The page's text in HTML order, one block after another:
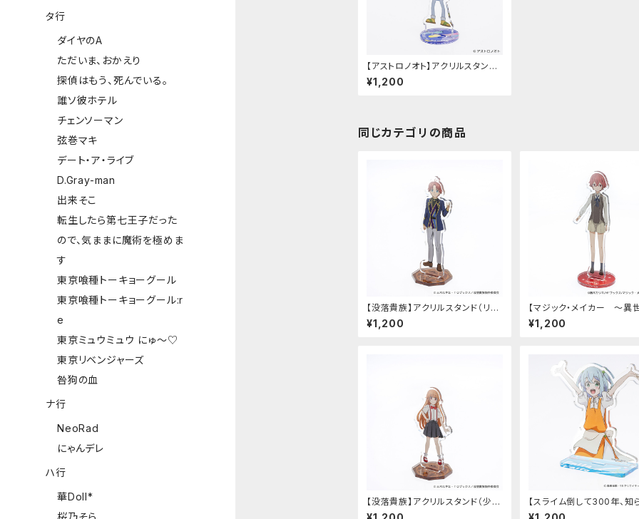
【アストロノオト】アクリルスタンド
（山下 正吉）
¥1,200
同じカテゴリの商品
【没落貴族】アクリルスタンド（リア
ム）
¥1,200
【マジック・メイカー ～異
法の作り方～】アクリルスタ
（シオン）
¥1,200
【没落貴族】アクリルスタンド（少女
ラードーン）
【スライム倒して300年、知
うちにレベルMAXになって
タ行
ダイヤのA
ただいま、おかえり
探偵はもう、死んでいる。
誰ソ彼ホテル
チェンソーマン
弦巻マキ
デート・ア・ライブ
D.Gray-man
出来そこ
転生したら第七王子だった
ので、気ままに魔術を極めま
す
東京喰種トーキョーグール
東京喰種トーキョーグール:r
e
東京ミュウミュウ にゅ～♡
東京リベンジャーズ
咎狗の血
ナ行
NeoRad
にゃんデレ
ハ行
華Doll*
桜乃そら